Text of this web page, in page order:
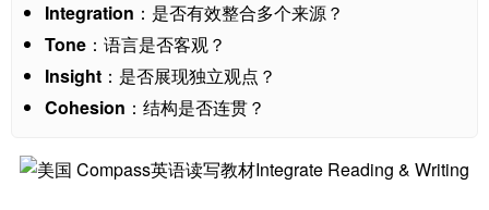
Integration ：是否有效整合多个来源？
Tone ：语言是否客观？
Insight ：是否展现独立观点？
Cohesion ：结构是否连贯？